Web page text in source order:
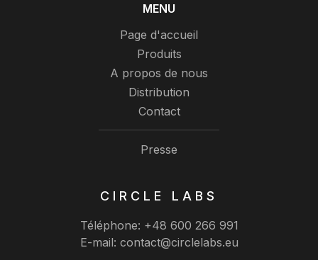
MENU
Page d'accueil
Produits
A propos de nous
Distribution
Contact
Presse
CIRCLE LABS
Téléphone: +48 600 266 991
E-mail: contact@circlelabs.eu